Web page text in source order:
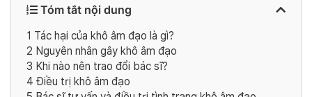
Tóm tắt nội dung
1 Tác hại của khô âm đạo là gì?
2 Nguyên nhân gây khô âm đạo
3 Khi nào nên trao đổi bác sĩ?
4 Điều trị khô âm đạo